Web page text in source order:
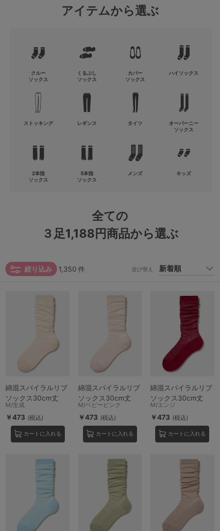
D75 D80 D85
F75
G65 G70 G75
SS S M
3L
価格帯から探す
1,000～1,999円
2,000～2,999円 3,000～3,999円
4,000円～ 3足￥1,188靴下
セールアイテムから探す
新着アイテム
高評価レビューアイテム
WEB限定アイテム
特集ページ
検索を閉じる
アイテムから選ぶ
クルー
ソックス
ストッキング
2本指
ソックス
くるぶし
ソックス
レギンス
5本指
ソックス
カバー
ソックス
タイツ
メンズ
ハイソックス
オーバーニー
ソックス
キッズ
全ての
３足1,188円商品から選ぶ
1,350 件
絞り込み 並び替え
綿混スパイラルリブ
ソックス30cm丈
M/生成
￥473 (税込)
カートに入れる
綿混スパイラルリブ
ソックス30cm丈
M/ベビーピンク
￥473 (税込)
カートに入れる
綿混スパイラルリブ
ソックス30cm丈
M/エンジ
￥473 (税込)
カートに入れる